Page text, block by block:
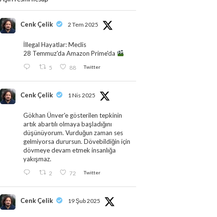
Cenk Çelik 2 Tem 2025
İllegal Hayatlar: Meclis
28 Temmuz'da Amazon Prime'da
5 88 Twitter
Cenk Çelik 1 Nis 2025
Gökhan Ünver'e gösterilen tepkinin
artık abartılı olmaya başladığını
düşünüyorum. Vurduğun zaman ses
gelmiyorsa durursun. Dövebildiğin için
dövmeye devam etmek insanlığa
yakışmaz.
2 72 Twitter
Cenk Çelik 19 Şub 2025